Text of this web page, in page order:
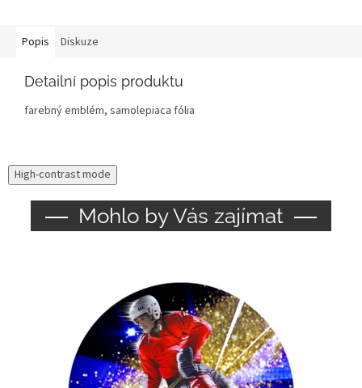
Popis Diskuze
Detailní popis produktu
farebný emblém, samolepiaca fólia
High-contrast mode
Mohlo by Vás zajímat